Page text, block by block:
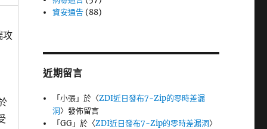
攻
資安通告 (88)
近期留言
「小張」於〈ZDI近日發布7-Zip的零時差漏
洞〉發佈留言
「GG」於〈ZDI近日發布7-Zip的零時差漏洞〉